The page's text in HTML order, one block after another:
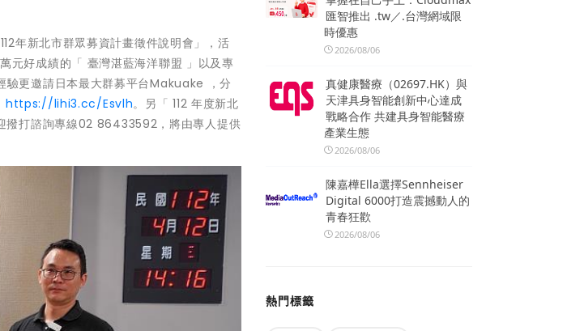
年新北市群眾募資計畫徵件說明會」，活
元好成績的「 臺灣湛藍海洋聯盟 」以及專
更邀請日本最大群募平台Makuake ，分
https://lihi3.cc/Esvlh。另「 112 年度新北
打諮詢專線02 86433592，將由專人提供
匯智推出 .tw／.台灣網域限
時優惠
2026/08/06
真健康醫療（02697.HK）與
天津具身智能創新中心達成
戰略合作 共建具身智能醫療
產業生態
2026/08/06
陳嘉樺Ella選擇Sennheiser
Digital 6000打造震撼動人的
青春狂歡
2026/08/06
熱門標籤